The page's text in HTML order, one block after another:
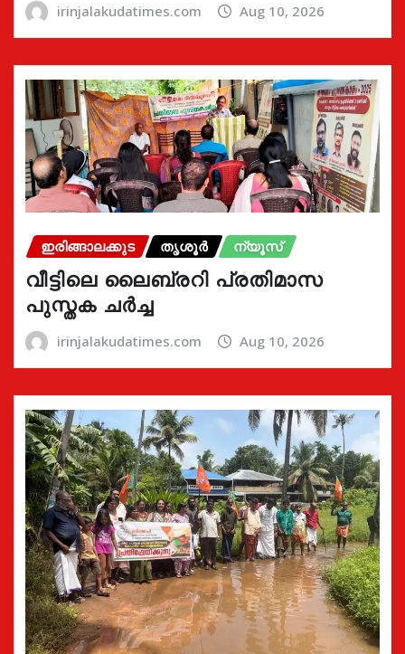
irinjalakudatimes.com Aug 10, 2026
ഇരിങ്ങാലക്കുട തൃശൂർ ന്യൂസ്
വീട്ടിലെ ലൈബ്രറി പ്രതിമാസ
പുസ്തക ചർച്ച
irinjalakudatimes.com Aug 10, 2026